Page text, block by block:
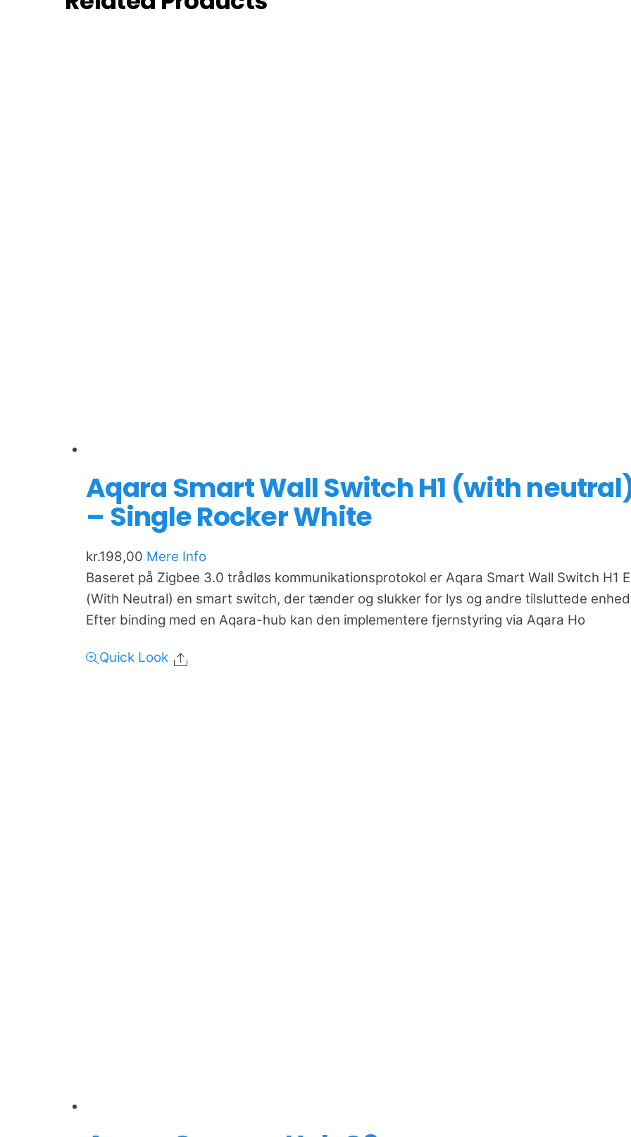
Aqara Smart Wall Switch H1 (with
– Single Rocker White
kr.198,00 Mere Info
Baseret på Zigbee 3.0 trådløs kommunikationsprotokol er Aqara Smart Wall Switch H1
(With Neutral) en smart switch, der tænder og slukker for lys og andre tilsluttede
Efter binding med en Aqara-hub kan den implementere fjernstyring via Aqara Ho
Quick Look Share